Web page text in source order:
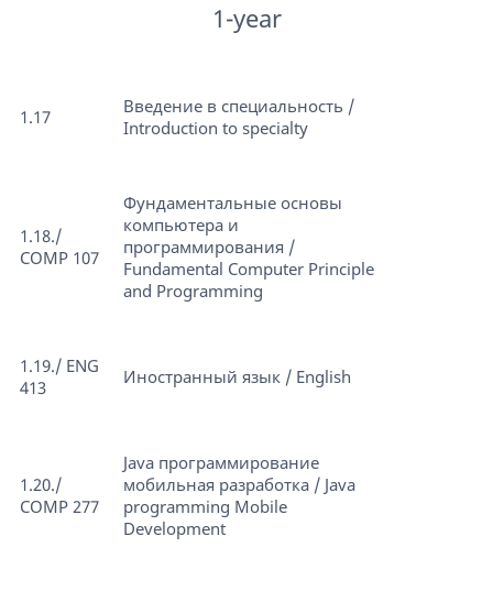
1-year
1.17
Введение в специальность /
Introduction to specialty
1.18./
COMP 107
Фундаментальные основы
компьютера и
программирования /
Fundamental Computer Principle
and Programming
1.19./ ENG
413
Иностранный язык / English
1.20./
COMP 277
Java программирование
мобильная разработка / Java
programming Mobile
Development